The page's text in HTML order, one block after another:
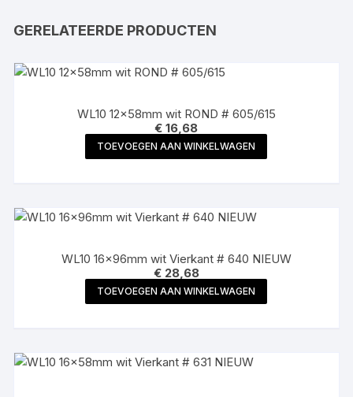
GERELATEERDE PRODUCTEN
WL10 12x58mm wit ROND # 605/615
€ 16,68
TOEVOEGEN AAN WINKELWAGEN
WL10 16x96mm wit Vierkant # 640 NIEUW
€28,68
TOEVOEGEN AAN WINKELWAGEN